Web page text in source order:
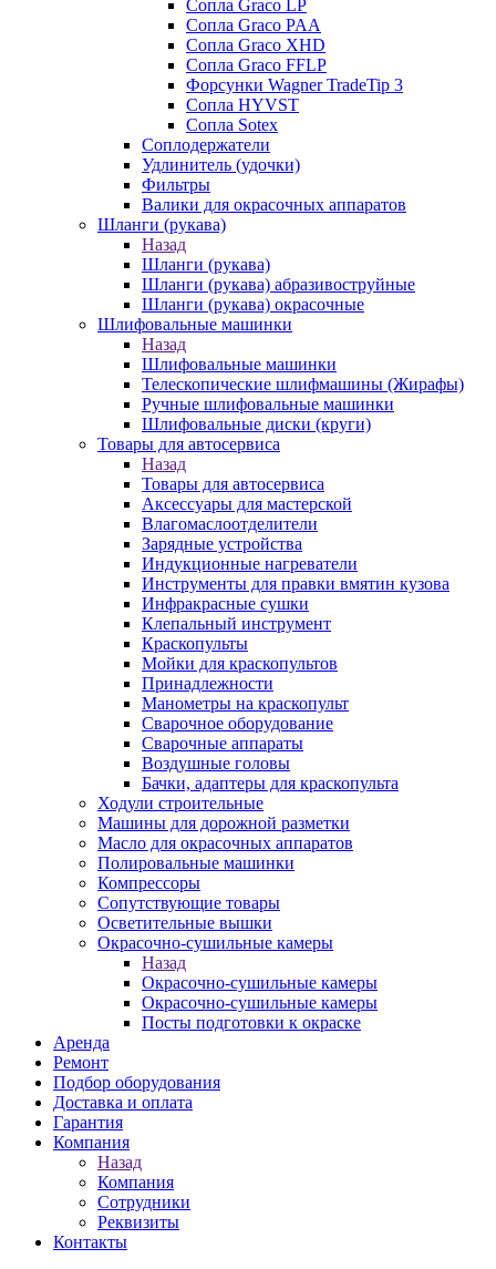
Сопла Graco LP
Сопла Graco PAA
Сопла Graco XHD
Сопла Graco FFLP
Форсунки Wagner TradeTip 3
Сопла HYVST
Сопла Sotex
Соплодержатели
Удлинитель (удочки)
Фильтры
Валики для окрасочных аппаратов
Шланги (рукава)
Назад
Шланги (рукава)
Шланги (рукава) абразивоструйные
Шланги (рукава) окрасочные
Шлифовальные машинки
Назад
Шлифовальные машинки
Телескопические шлифмашины (Жирафы)
Ручные шлифовальные машинки
Шлифовальные диски (круги)
Товары для автосервиса
Назад
Товары для автосервиса
Аксессуары для мастерской
Влагомаслоотделители
Зарядные устройства
Индукционные нагреватели
Инструменты для правки вмятин кузова
Инфракрасные сушки
Клепальный инструмент
Краскопульты
Мойки для краскопультов
Принадлежности
Манометры на краскопульт
Сварочное оборудование
Сварочные аппараты
Воздушные головы
Бачки, адаптеры для краскопульта
Ходули строительные
Машины для дорожной разметки
Масло для окрасочных аппаратов
Полировальные машинки
Компрессоры
Сопутствующие товары
Осветительные вышки
Окрасочно-сушильные камеры
Назад
Окрасочно-сушильные камеры
Окрасочно-сушильные камеры
Посты подготовки к окраске
Аренда
Ремонт
Подбор оборудования
Доставка и оплата
Гарантия
Компания
Назад
Компания
Сотрудники
Реквизиты
Контакты